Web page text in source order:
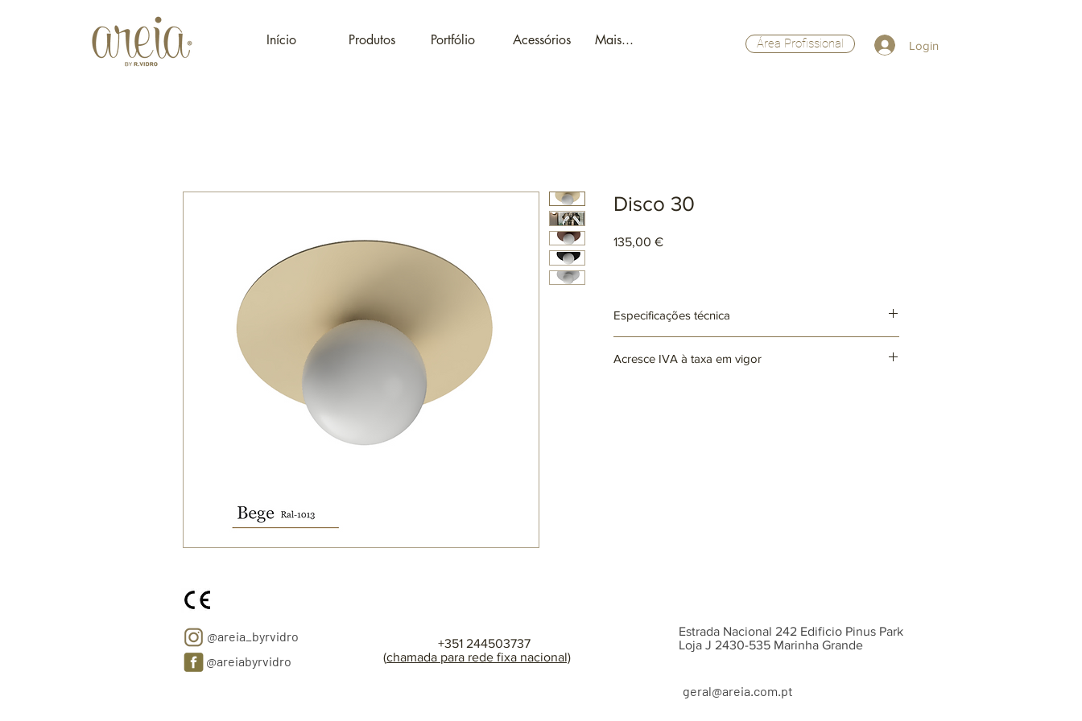
Início Produtos Portfólio Acessórios Mais... Área Profissional Login
Disco 30
135,00 €Preço
Especificações técnica
Acresce IVA à taxa em vigor
@areiabyrvidro
+351 244503737
(chamada para rede fixa nacional)
@areia_byrvidro
Estrada Nacional 242 Edificio Pinus Park
Loja J 2430-535 Marinha Grande
geral@areia.com.pt